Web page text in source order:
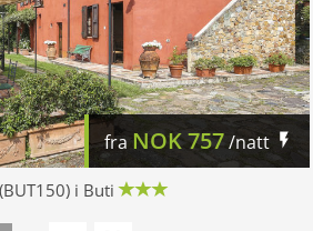
fra NOK757/natt
i Buti